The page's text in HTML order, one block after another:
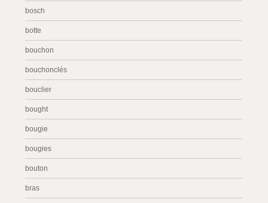
bosch
botte
bouchon
bouchonclés
bouclier
bought
bougie
bougies
bouton
bras